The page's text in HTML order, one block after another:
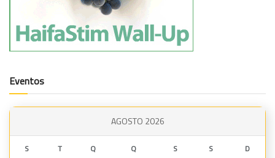
Eventos
AGOSTO 2026
S T Q Q S S D